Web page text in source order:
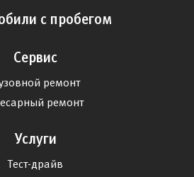
с пробегом
Сервис
ремонт
ремонт
Услуги
Тест-драйв